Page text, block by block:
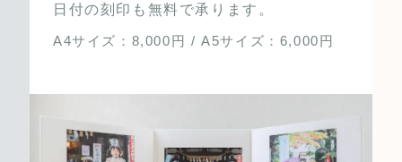
日付の刻印も無料で承ります。
A4サイズ：8,000円 / A5サイズ：6,000円